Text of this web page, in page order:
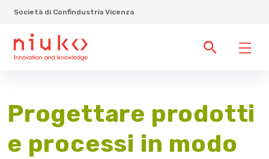
Società di Confindustria Vicenza
Progettare prodotti
e processi in modo